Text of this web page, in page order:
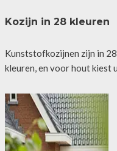
Kozijn in 28 kleuren
Kunststofkozijnen zijn in
kleuren, en voor hout kiest